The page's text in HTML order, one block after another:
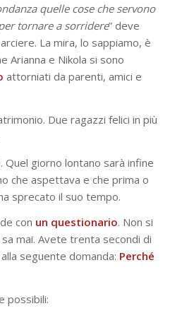
quelle cose che servono
tornare a sorridere” deve
La mira, lo sappiamo, è
Arianna e Nikola si sono
attorniati da parenti, amici e
Due ragazzi felici in più
Quel giorno lontano sarà infine
che aspettava e che prima o
sprecato il suo tempo.
con un questionario. Non si
mai. Avete trenta secondi di
seguente domanda: Perché
possibili: